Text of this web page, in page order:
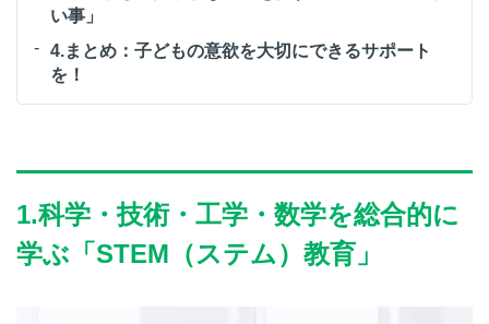
い事」
4.まとめ：子どもの意欲を大切にできるサポート
を！
1.科学・技術・工学・数学を総合的に
学ぶ「STEM（ステム）教育」